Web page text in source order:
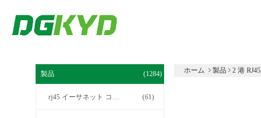
製品 (1284)
rj45 イーサネット コネクター (61)
ホーム 製品 2 港 RJ45